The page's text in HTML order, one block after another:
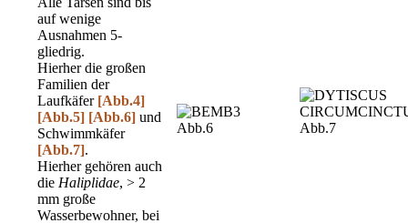
auf wenige
Ausnahmen 5-
gliedrig.
Hierher die großen
Familien der
Laufkäfer [Abb.4]
[Abb.5] [Abb.6] und
Schwimmkäfer
[Abb.7].
Hierher gehören auch
die Haliplidae, > 2
mm große
Wasserbewohner, bei
Abb.6 Abb.7